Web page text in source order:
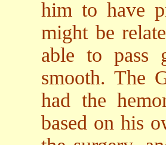
him to have
might be
able to pass
smooth. The
had the
based on his